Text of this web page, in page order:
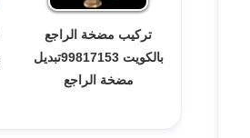
تركيب مضخة الراجع
بالكويت 99817153تبديل
مضخة الراجع